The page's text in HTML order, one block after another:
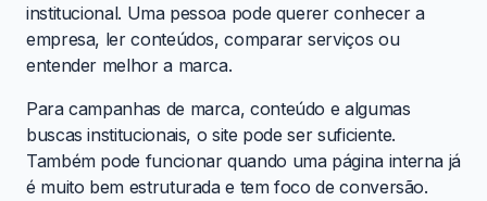
institucional. Uma pessoa pode querer conhecer a
empresa, ler conteúdos, comparar serviços ou
entender melhor a marca.
Para campanhas de marca, conteúdo e algumas
buscas institucionais, o site pode ser suficiente.
Também pode funcionar quando uma página interna já
é muito bem estruturada e tem foco de conversão.